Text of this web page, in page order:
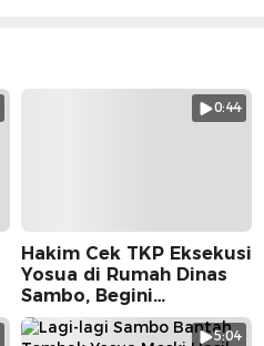
0:44
Hakim Cek TKP Eksekusi
Yosua di Rumah Dinas
Sambo, Begini
Suasananya
5:04